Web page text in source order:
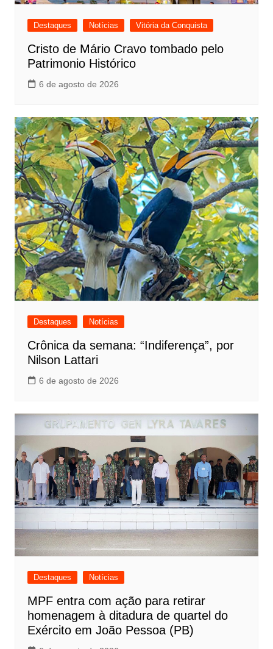
Destaques Notícias Vitória da Conquista
Cristo de Mário Cravo tombado pelo
Patrimonio Histórico
6 de agosto de 2026
Destaques Notícias
Crônica da semana: “Indiferença”, por
Nilson Lattari
6 de agosto de 2026
Destaques Notícias
MPF entra com ação para retirar
homenagem à ditadura de quartel do
Exército em João Pessoa (PB)